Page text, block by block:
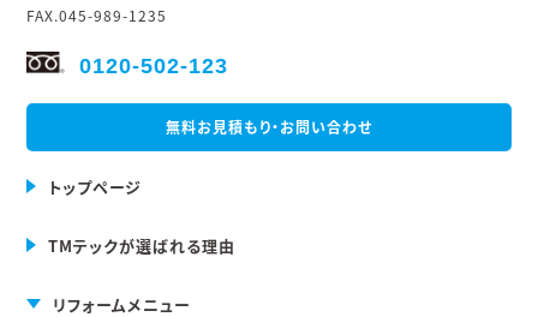
FAX.045-989-1235
0120-502-123
無料お見積もり・お問い合わせ
トップページ
TMテックが選ばれる理由
リフォームメニュー